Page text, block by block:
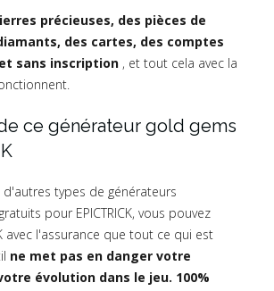
précieuses, des pièces de
des cartes, des comptes
sans inscription , et tout cela avec la
ce générateur gold gems
types de générateurs
pour EPICTRICK, vous pouvez
avec l'assurance que tout ce qui est
ne met pas en danger votre
évolution dans le jeu. 100%